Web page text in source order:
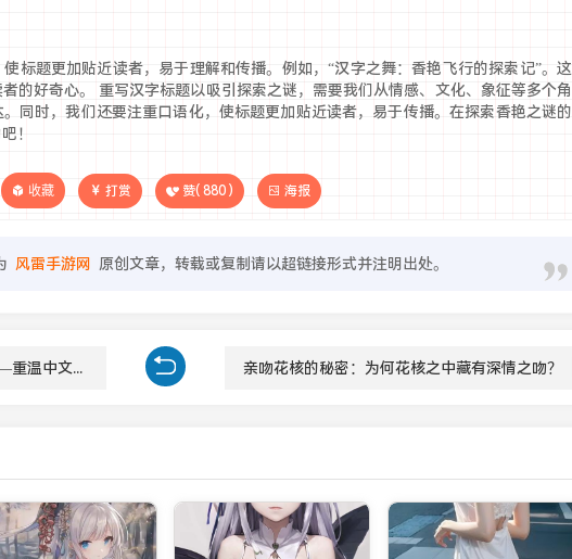
标题更加贴近读者，易于理解和传播。例如，“汉字之舞：香艳飞行的探索记”。这
的好奇心。 重写汉字标题以吸引探索之谜，需要我们从情感、文化、象征等多个角
同时，我们还要注重口语化，使标题更加贴近读者，易于传播。在探索香艳之谜的
！
收藏 打赏 赞( 880 ) 海报
风雷手游网 原创文章，转载或复制请以超链接形式并注明出处。
西班牙风格下的拔萝卜动漫人物——重温中文汉字魅力，是传统与现代的结合吗？ 亲吻花核的秘密：为何花核之中藏有深情之吻？